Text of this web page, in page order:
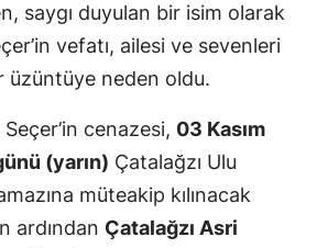
saygı duyulan bir isim olarak
vefatı, ailesi ve sevenleri
üzüntüye neden oldu.
cenazesi, 03 Kasım
(yarın) Çatalağzı Ulu
müteakip kılınacak
ardından Çatalağzı Asri